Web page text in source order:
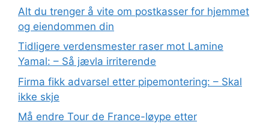
Alt du trenger å vite om postkasser for hjemmet
og eiendommen din
Tidligere verdensmester raser mot Lamine
Yamal: – Så jævla irriterende
Firma fikk advarsel etter pipemontering: – Skal
ikke skje
Må endre Tour de France-løype etter